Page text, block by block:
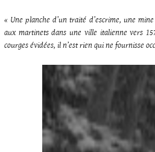
« Une planche d’un traité d’escrime, une
aux martinets dans une ville italienne vers
courges évidées, il n’est rien qui ne fournisse